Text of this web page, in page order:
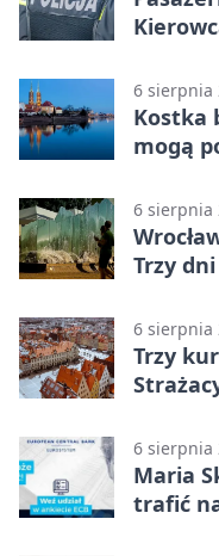
6 sierpnia
Kostka
mogą
6 sierpnia
Trzy
6 sierpnia
Trzy
6 sierpnia
Maria
trafić